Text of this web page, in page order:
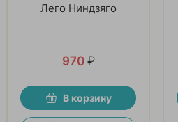
Лего Ниндзяго
970 ₽
В корзину